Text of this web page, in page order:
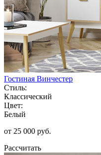
Гостиная Винчестер
Стиль:
Классический
Цвет:
Белый
от 25 000 руб.
Рассчитать